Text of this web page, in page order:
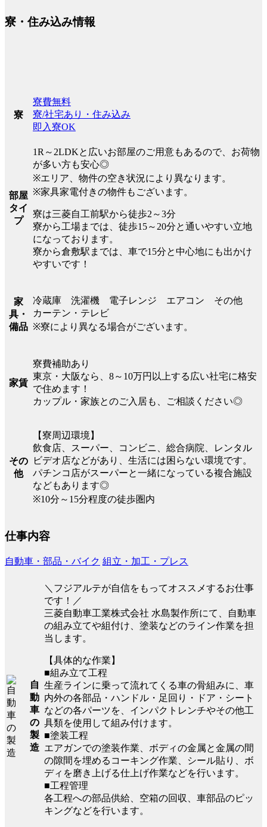
寮・住み込み情報
寮
寮費無料
寮/社宅あり・住み込み
即入寮OK
部屋
タイ
プ
1R～2LDKと広いお部屋のご用意もあるので、お荷物
が多い方も安心◎
※エリア、物件の空き状況により異なります。
※家具家電付きの物件もございます。
寮は三菱自工前駅から徒歩2～3分
寮から工場までは、徒歩15～20分と通いやすい立地
になっております。
寮から倉敷駅までは、車で15分と中心地にも出かけ
やすいです！
家
具・
備品
冷蔵庫 洗濯機 電子レンジ エアコン その他
カーテン・テレビ
※寮により異なる場合がございます。
家賃
寮費補助あり
東京・大阪なら、8～10万円以上する広い社宅に格安
で住めます！
カップル・家族とのご入居も、ご相談ください◎
その
他
【寮周辺環境】
飲食店、スーパー、コンビニ、総合病院、レンタル
ビデオ店などがあり、生活には困らない環境です。
パチンコ店がスーパーと一緒になっている複合施設
などもあります◎
※10分～15分程度の徒歩圏内
仕事内容
自動車・部品・バイク 組立・加工・プレス
自
動
車
の
製
造
＼フジアルテが自信をもってオススメするお仕事
です！／
三菱自動車工業株式会社 水島製作所にて、自動車
の組み立てや組付け、塗装などのライン作業を担
当します。
【具体的な作業】
■組み立て工程
生産ラインに乗って流れてくる車の骨組みに、車
内外の各部品・ハンドル・足回り・ドア・シート
などの各パーツを、インパクトレンチやその他工
具類を使用して組み付けます。
■塗装工程
エアガンでの塗装作業、ボディの金属と金属の間
の隙間を埋めるコーキング作業、シール貼り、ボ
ディを磨き上げる仕上げ作業などを行います。
■工程管理
各工程への部品供給、空箱の回収、車部品のピッ
キングなどを行います。